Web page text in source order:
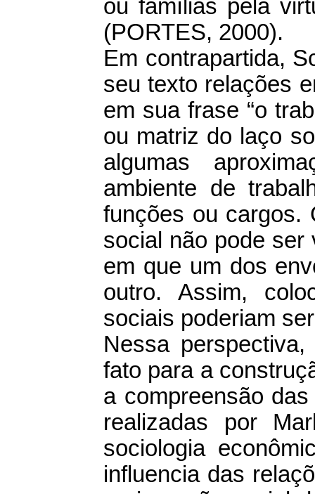
ou famílias pela
(PORTES, 2000).
Em contrapartida,
seu texto relações
em sua frase “o
ou matriz do laço
algumas
ambiente de
funções ou cargos.
social não pode ser
em que um dos
outro. Assim,
sociais poderiam
Nessa
fato para a
a compreensão
realizadas por
sociologia
influencia das